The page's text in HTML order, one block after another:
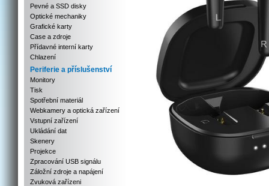
Pevné a SSD disky
Optické mechaniky
Grafické karty
Case a zdroje
Přídavné interní karty
Chlazení
Periferie a příslušenství
Monitory
Tisk
Spotřební materiál
Webkamery a optická zařízení
Vstupní zařízení
Ukládání dat
Skenery
Projekce
Zpracování USB signálu
Záložní zdroje a napájení
Zvuková zařízeni